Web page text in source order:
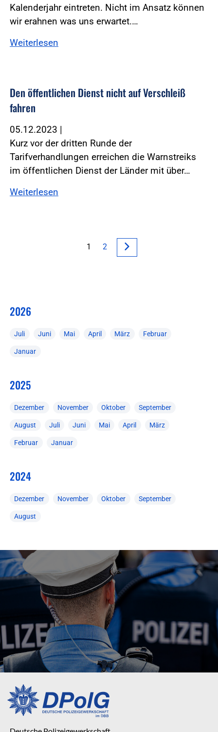
Kalenderjahr eintreten. Nicht im Ansatz können
wir erahnen was uns erwartet.…
Weiterlesen
Den öffentlichen Dienst nicht auf Verschleiß
fahren
05.12.2023 |
Kurz vor der dritten Runde der
Tarifverhandlungen erreichen die Warnstreiks
im öffentlichen Dienst der Länder mit über…
Weiterlesen
1 2
2026
Juli Juni Mai April März Februar
Januar
2025
Dezember November Oktober September
August Juli Juni Mai April März
Februar Januar
2024
Dezember November Oktober September
August